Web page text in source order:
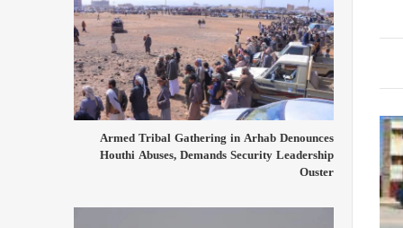
Armed Tribal Gathering in Arhab Denounces
Houthi Abuses, Demands Security Leadership
Ouster